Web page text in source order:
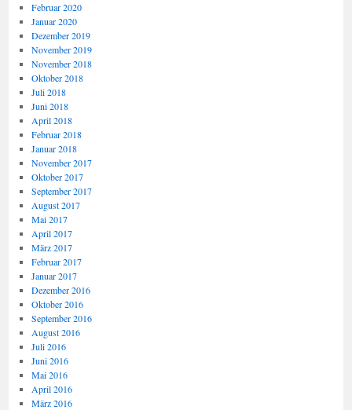
Februar 2020
Januar 2020
Dezember 2019
November 2019
November 2018
Oktober 2018
Juli 2018
Juni 2018
April 2018
Februar 2018
Januar 2018
November 2017
Oktober 2017
September 2017
August 2017
Mai 2017
April 2017
März 2017
Februar 2017
Januar 2017
Dezember 2016
Oktober 2016
September 2016
August 2016
Juli 2016
Juni 2016
Mai 2016
April 2016
März 2016